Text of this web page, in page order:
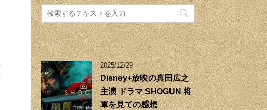
2025/12/29
Disney+放映の真田広之
主演 ドラマ SHOGUN 将
軍を見ての感想